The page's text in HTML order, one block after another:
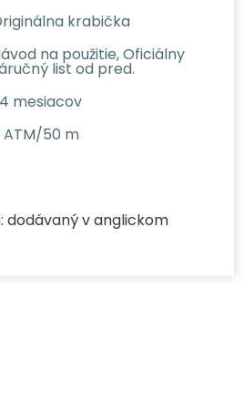
krabička
na použitie, Oficiálny
list od pred.
mesiacov
ATM/50 m
dodávaný v anglickom